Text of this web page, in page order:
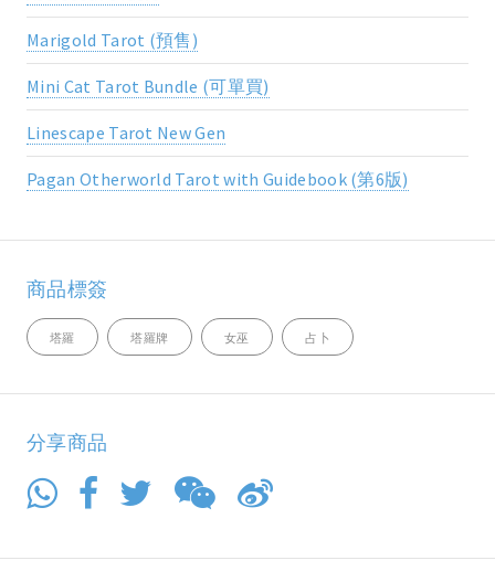
Marigold Tarot (預售)
Mini Cat Tarot Bundle (可單買)
Linescape Tarot New Gen
Pagan Otherworld Tarot with Guidebook (第6版)
商品標簽
塔羅 塔羅牌 女巫 占卜
分享商品